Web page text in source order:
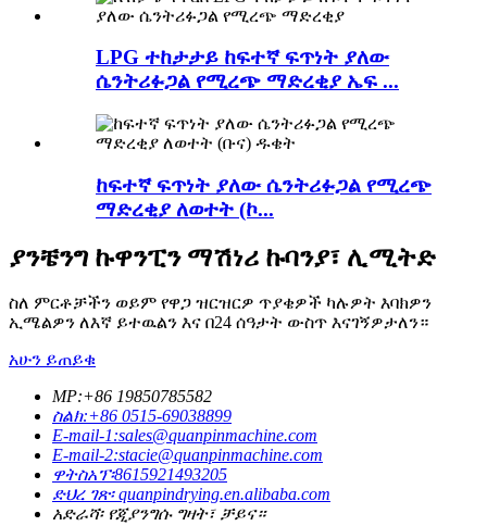
LPG ተከታታይ ከፍተኛ ፍጥነት ያለው
ሴንትሪፉጋል የሚረጭ ማድረቂያ ኤፍ ...
ከፍተኛ ፍጥነት ያለው ሴንትሪፉጋል የሚረጭ
ማድረቂያ ለወተት (ኮ...
ያንቼንግ ኩዋንፒን ማሽነሪ ኩባንያ፣ ሊሚትድ
ስለ ምርቶቻችን ወይም የዋጋ ዝርዝርዎ ጥያቄዎች ካሉዎት እባክዎን
ኢሜልዎን ለእኛ ይተዉልን እና በ24 ሰዓታት ውስጥ እናገኝዎታለን።
አሁን ይጠይቁ
MP:+86 19850785582
ስልክ:+86 0515-69038899
E-mail-1:sales@quanpinmachine.com
E-mail-2:stacie@quanpinmachine.com
ዋትስአፕ፡8615921493205
ድህረ ገጽ፡ quanpindrying.en.alibaba.com
አድራሻ፡ የጂያንግሱ ግዛት፣ ቻይና።